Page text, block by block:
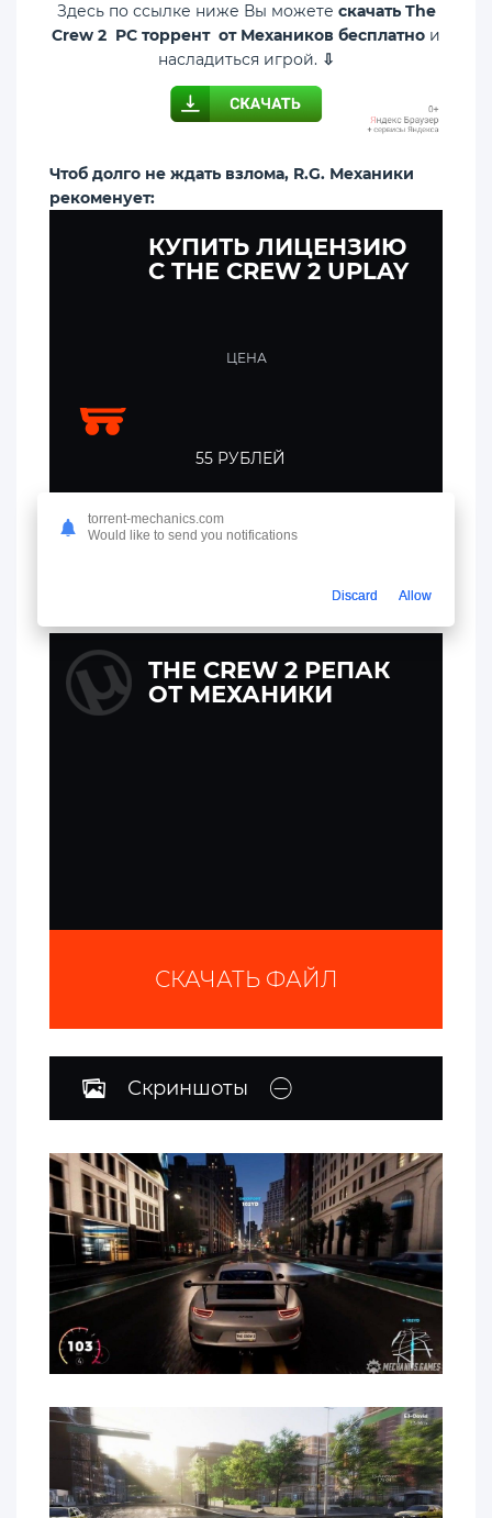
Здесь по ссылке ниже Вы можете скачать The
Crew 2 PC торрент от Механиков бесплатно и
насладиться игрой. ⇩
Чтоб долго не ждать взлома, R.G. Механики
рекоменует:
КУПИТЬ ЛИЦЕНЗИЮ
C THE CREW 2 UPLAY
ЦЕНА
55 РУБЛЕЙ
THE CREW 2 РЕПАК
ОТ МЕХАНИКИ
СКАЧАТЬ ФАЙЛ
Скриншоты
torrent-mechanics.com
Would like to send you notifications
Discard Allow